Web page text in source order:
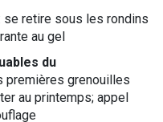
se retire sous les rondins
au gel
du
premières grenouilles
au printemps; appel